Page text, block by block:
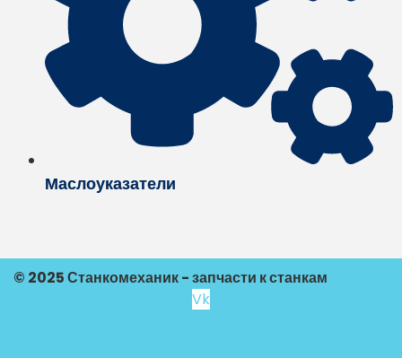
Маслоуказатели
© 2025 Станкомеханик - запчасти к станкам
Vk